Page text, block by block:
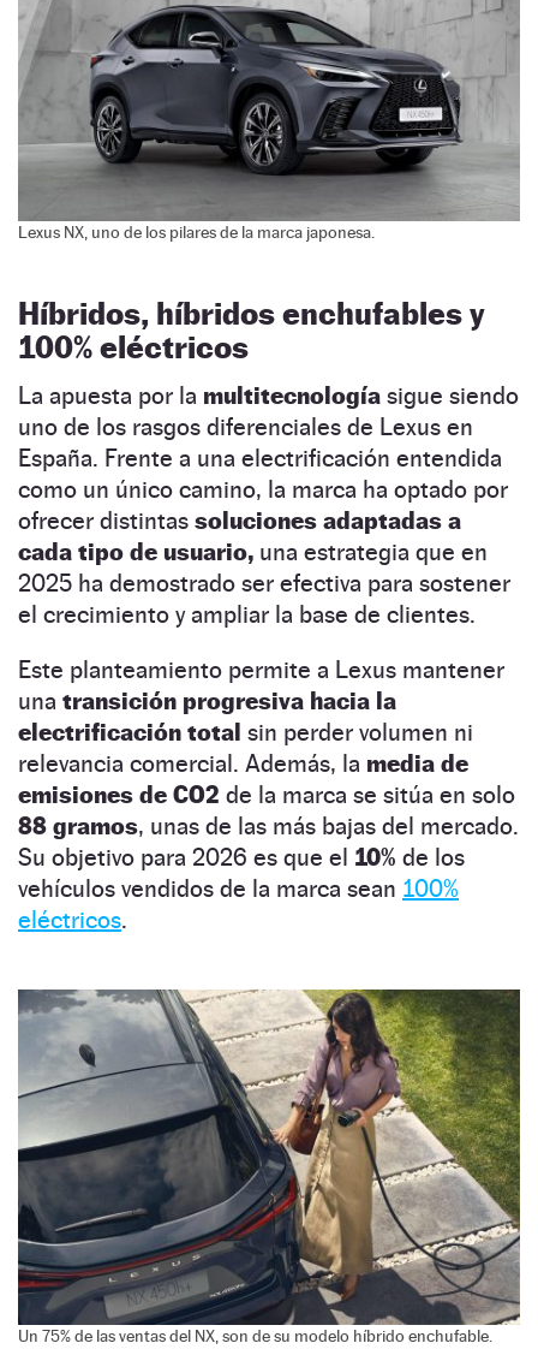
Lexus NX, uno de los pilares de la marca japonesa.
Híbridos, híbridos enchufables y
100% eléctricos
La apuesta por la multitecnología sigue siendo
uno de los rasgos diferenciales de Lexus en
España. Frente a una electrificación entendida
como un único camino, la marca ha optado por
ofrecer distintas soluciones adaptadas a
cada tipo de usuario, una estrategia que en
2025 ha demostrado ser efectiva para sostener
el crecimiento y ampliar la base de clientes.
Este planteamiento permite a Lexus mantener
una transición progresiva hacia la
electrificación total sin perder volumen ni
relevancia comercial. Además, la media de
emisiones de CO2 de la marca se sitúa en solo
88 gramos, unas de las más bajas del mercado.
Su objetivo para 2026 es que el 10% de los
vehículos vendidos de la marca sean 100%
eléctricos.
Un 75% de las ventas del NX, son de su modelo híbrido enchufable.